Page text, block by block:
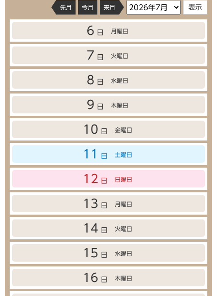
先月 今月 来月
6 日 月曜日
7 日 火曜日
8 日 水曜日
9 日 木曜日
10 日 金曜日
11 日 土曜日
12 日 日曜日
13 日 月曜日
14 日 火曜日
15 日 水曜日
16 日 木曜日